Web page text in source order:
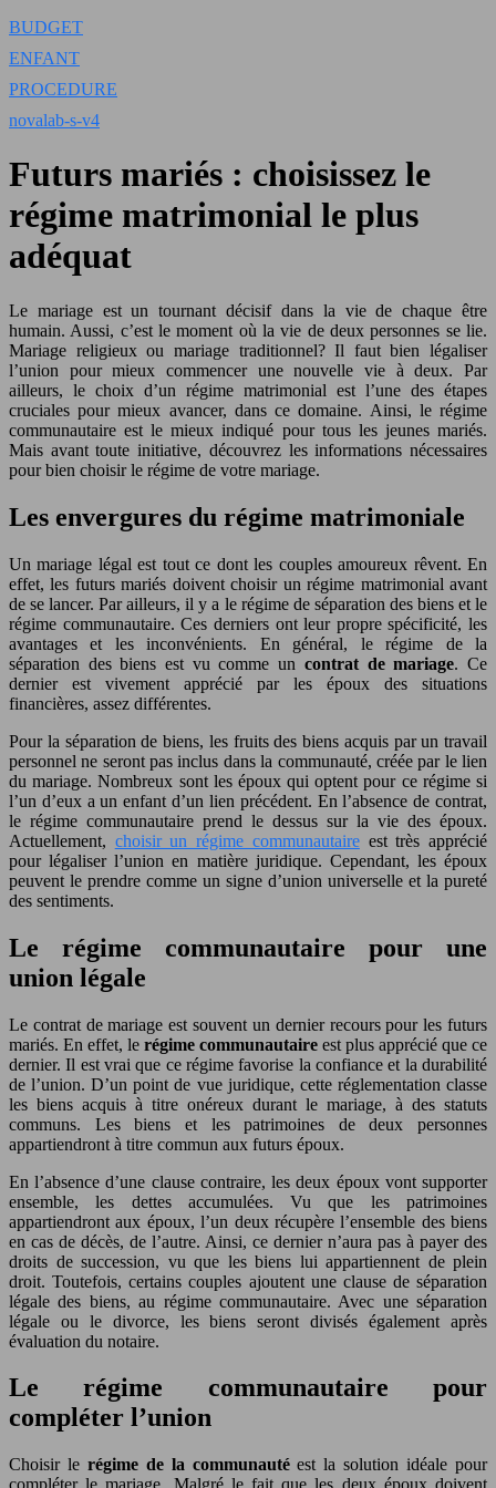
BUDGET
ENFANT
PROCEDURE
novalab-s-v4
Futurs mariés : choisissez le
régime matrimonial le plus
adéquat
Le mariage est un tournant décisif dans la vie de chaque être
humain. Aussi, c’est le moment où la vie de deux personnes se lie.
Mariage religieux ou mariage traditionnel? Il faut bien légaliser
l’union pour mieux commencer une nouvelle vie à deux. Par
ailleurs, le choix d’un régime matrimonial est l’une des étapes
cruciales pour mieux avancer, dans ce domaine. Ainsi, le régime
communautaire est le mieux indiqué pour tous les jeunes mariés.
Mais avant toute initiative, découvrez les informations nécessaires
pour bien choisir le régime de votre mariage.
Les envergures du régime matrimoniale
Un mariage légal est tout ce dont les couples amoureux rêvent. En
effet, les futurs mariés doivent choisir un régime matrimonial avant
de se lancer. Par ailleurs, il y a le régime de séparation des biens et le
régime communautaire. Ces derniers ont leur propre spécificité, les
avantages et les inconvénients. En général, le régime de la
séparation des biens est vu comme un contrat de mariage. Ce
dernier est vivement apprécié par les époux des situations
financières, assez différentes.
Pour la séparation de biens, les fruits des biens acquis par un travail
personnel ne seront pas inclus dans la communauté, créée par le lien
du mariage. Nombreux sont les époux qui optent pour ce régime si
l’un d’eux a un enfant d’un lien précédent. En l’absence de contrat,
le régime communautaire prend le dessus sur la vie des époux.
Actuellement, choisir un régime communautaireest très apprécié
pour légaliser l’union en matière juridique. Cependant, les époux
peuvent le prendre comme un signe d’union universelle et la pureté
des sentiments.
Le régime communautaire pour une
union légale
Le contrat de mariage est souvent un dernier recours pour les futurs
mariés. En effet, le régime communautaire est plus apprécié que ce
dernier. Il est vrai que ce régime favorise la confiance et la durabilité
de l’union. D’un point de vue juridique, cette réglementation classe
les biens acquis à titre onéreux durant le mariage, à des statuts
communs. Les biens et les patrimoines de deux personnes
appartiendront à titre commun aux futurs époux.
En l’absence d’une clause contraire, les deux époux vont supporter
ensemble, les dettes accumulées. Vu que les patrimoines
appartiendront aux époux, l’un deux récupère l’ensemble des biens
en cas de décès, de l’autre. Ainsi, ce dernier n’aura pas à payer des
droits de succession, vu que les biens lui appartiennent de plein
droit. Toutefois, certains couples ajoutent une clause de séparation
légale des biens, au régime communautaire. Avec une séparation
légale ou le divorce, les biens seront divisés également après
évaluation du notaire.
Le régime communautaire pour
compléter l’union
Choisir le régime de la communautéest la solution idéale pour